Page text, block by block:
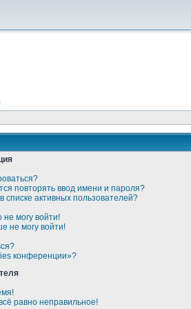
повторять ввод имени и пароля?
списке активных пользователей?
не могу войти!
не могу войти!
конференции»?
равно неправильное!